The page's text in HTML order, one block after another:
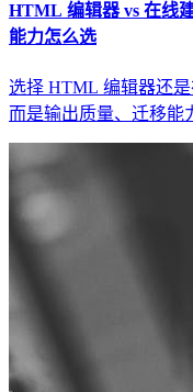
HTML 编辑器 vs 在线
能力怎么选
选择 HTML 编辑器还
而是输出质量、迁移能
给出完整对比矩阵和选